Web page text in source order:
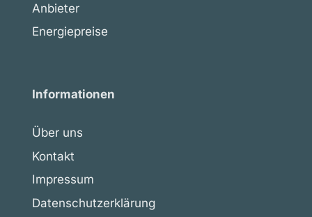
Anbieter
Energiepreise
Informationen
Über uns
Kontakt
Impressum
Datenschutzerklärung